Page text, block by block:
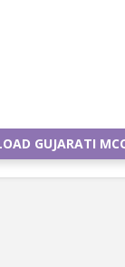
GUJARATI